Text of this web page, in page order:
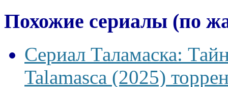
Похожие сериалы (по
Сериал Таламаска:
Talamasca (2025)